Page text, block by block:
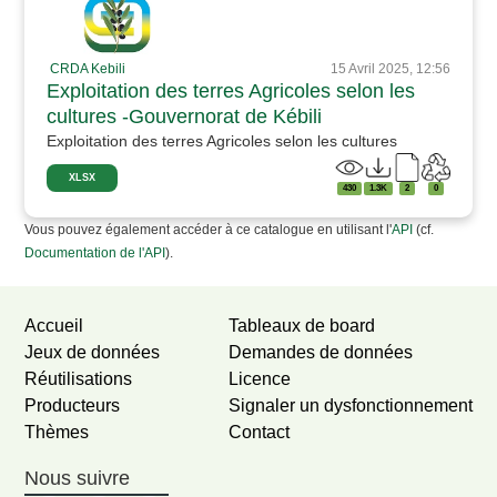
CRDA Kebili 15 Avril 2025, 12:56
Exploitation des terres Agricoles selon les
cultures -Gouvernorat de Kébili
Exploitation des terres Agricoles selon les cultures
XLSX
430 1.3K 2 0
Vous pouvez également accéder à ce catalogue en utilisant l'API (cf.
Documentation de l'API).
Accueil
Jeux de données
Réutilisations
Producteurs
Thèmes
Tableaux de board
Demandes de données
Licence
Signaler un dysfonctionnement
Contact
Nous suivre